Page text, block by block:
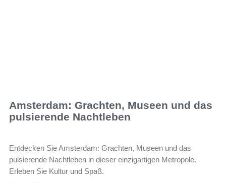
Amsterdam: Grachten, Museen und das
pulsierende Nachtleben
Entdecken Sie Amsterdam: Grachten, Museen und das
pulsierende Nachtleben in dieser einzigartigen Metropole.
Erleben Sie Kultur und Spaß.